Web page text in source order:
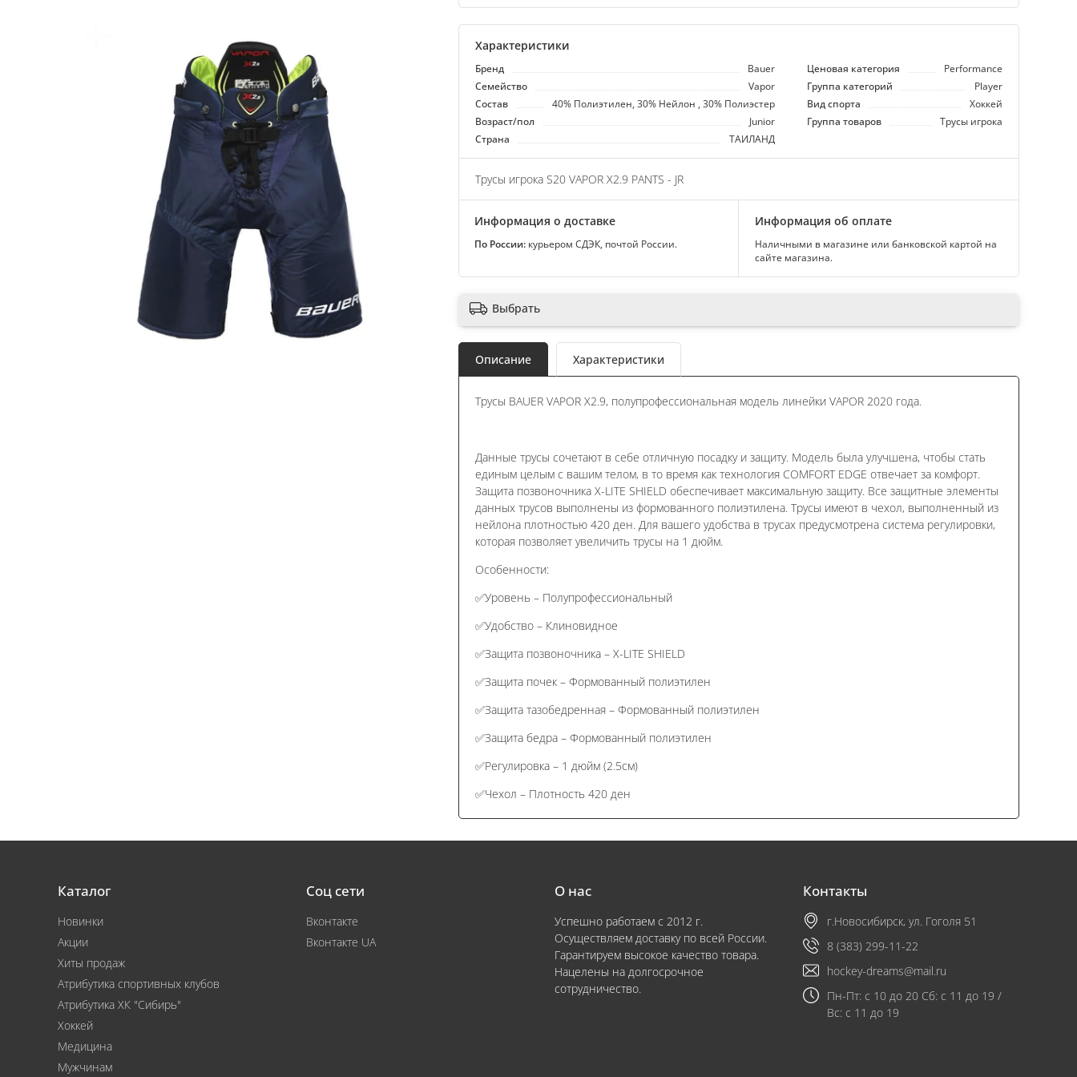
Характеристики
Бренд Bauer Ценовая категория
Performance
Семейство
Vapor Группа категорий
Player
Состав
40% Полиэтилен, 30% Нейлон , 30% Полиэстер Вид спорта
Хоккей
Возраст/пол
Junior Группа товаров
Трусы игрока
Страна
ТАИЛАНД
Трусы игрока S20 VAPOR X2.9 PANTS - JR
Информация о доставке
По России: курьером СДЭК, почтой России.
Информация об оплате
Наличными в магазине или банковской картой на
сайте магазина.
Выбрать
Описание Характеристики
Трусы BAUER VAPOR X2.9, полупрофессиональная модель линейки VAPOR 2020 года.
Данные трусы сочетают в себе отличную посадку и защиту. Модель была улучшена, чтобы стать
единым целым с вашим телом, в то время как технология COMFORT EDGE отвечает за комфорт.
Защита позвоночника X-LITE SHIELD обеспечивает максимальную защиту. Все защитные элементы
данных трусов выполнены из формованного полиэтилена. Трусы имеют в чехол, выполненный из
нейлона плотностью 420 ден. Для вашего удобства в трусах предусмотрена система регулировки,
которая позволяет увеличить трусы на 1 дюйм.
Особенности:
✅Уровень – Полупрофессиональный
✅Удобство – Клиновидное
✅Защита позвоночника – X-LITE SHIELD
✅Защита почек – Формованный полиэтилен
✅Защита тазобедренная – Формованный полиэтилен
✅Защита бедра – Формованный полиэтилен
✅Регулировка – 1 дюйм (2.5см)
✅Чехол – Плотность 420 ден
Каталог
Новинки
Акции
Хиты продаж
Атрибутика спортивных клубов
Атрибутика ХК "Сибирь"
Хоккей
Медицина
Мужчинам
Соц сети
Вконтакте
Вконтакте UA
О нас
Успешно работаем с 2012 г.
Осуществляем доставку по всей России.
Гарантируем высокое качество товара.
Нацелены на долгосрочное
сотрудничество.
Контакты
г.Новосибирск, ул. Гоголя 51
8 (383) 299-11-22
hockey-dreams@mail.ru
Пн-Пт: с 10 до 20 Сб: с 11 до 19 /
Вс: с 11 до 19